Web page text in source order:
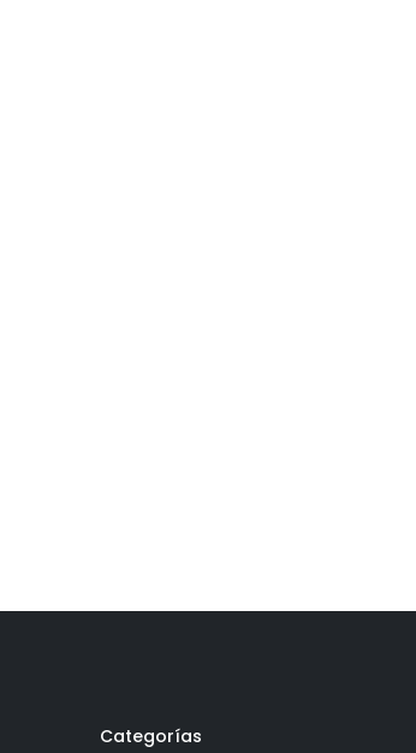
Categorías